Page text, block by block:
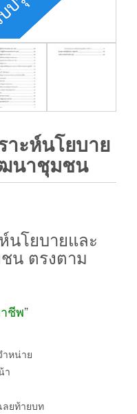
ะห์นโยบาย
นาชุมชน
นโยบายและ
น ตรงตาม
ชีพ”
ำหน่าย
า
ยท้ายบท